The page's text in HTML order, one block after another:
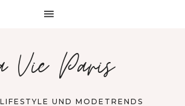
Vie Paris
UND MODETRENDS